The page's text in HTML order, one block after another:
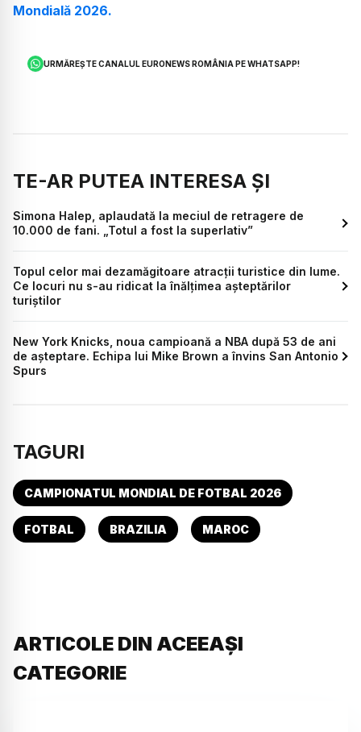
Mondială 2026.
URMĂREȘTE CANALUL EURONEWS ROMÂNIA PE WHATSAPP!
TE-AR PUTEA INTERESA ȘI
Simona Halep, aplaudată la meciul de retragere de
10.000 de fani. „Totul a fost la superlativ”
Topul celor mai dezamăgitoare atracții turistice din lume.
Ce locuri nu s-au ridicat la înălțimea așteptărilor
turiștilor
New York Knicks, noua campioană a NBA după 53 de ani
de așteptare. Echipa lui Mike Brown a învins San Antonio
Spurs
TAGURI
CAMPIONATUL MONDIAL DE FOTBAL 2026
FOTBAL BRAZILIA MAROC
ARTICOLE DIN ACEEAȘI
CATEGORIE